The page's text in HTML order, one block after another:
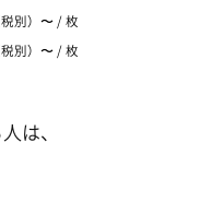
税別）〜 / 枚
税別）〜 / 枚
は、